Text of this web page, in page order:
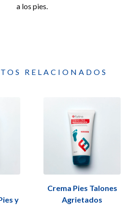
a los pies.
RELACIONADOS
y
Crema Pies Talones
Agrietados